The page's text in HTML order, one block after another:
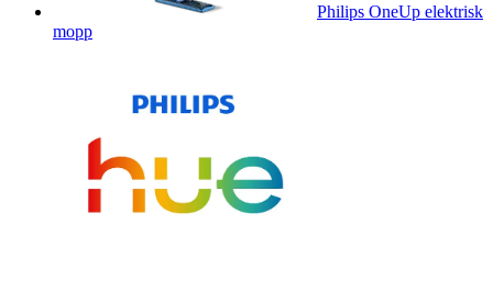
Philips OneUp elektrisk
mopp